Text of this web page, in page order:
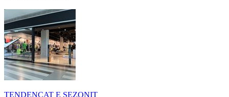
TENDENCAT E SEZONIT